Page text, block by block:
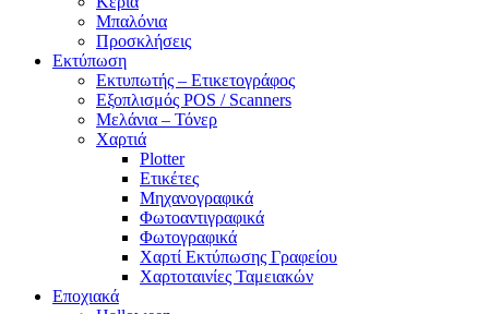
Μπαλόνια
Προσκλήσεις
Εκτύπωση
Εκτυπωτής – Ετικετογράφος
Εξοπλισμός POS / Scanners
Μελάνια – Τόνερ
Χαρτιά
Plotter
Ετικέτες
Μηχανογραφικά
Φωτοαντιγραφικά
Φωτογραφικά
Χαρτί Εκτύπωσης Γραφείου
Χαρτοταινίες Ταμειακών
Εποχιακά